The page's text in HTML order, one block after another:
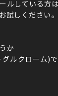
ルしている方
試しください。
か
ルクローム)